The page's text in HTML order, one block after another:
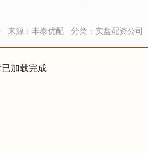
来源：丰泰优配 分类：实盘配资公司
加载完成